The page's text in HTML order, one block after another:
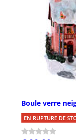
Boule verre
EN RUPTURE DE